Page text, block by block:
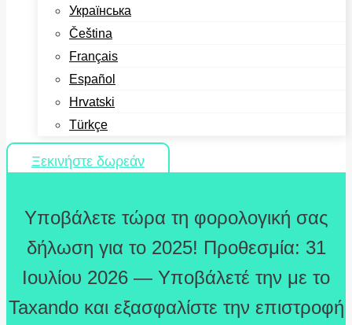
Українська
Čeština
Français
Español
Hrvatski
Türkçe
Ξεκινήστε δωρεάν
Υποβάλετε τώρα τη φορολογική σας
δήλωση για το 2025! Προθεσμία: 31
Ιουλίου 2026 — Υποβάλετέ την με το
Taxando και εξασφαλίστε την επιστροφή